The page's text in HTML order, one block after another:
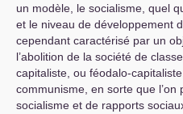
un modèle, le socialisme, quel
et le niveau de développement
cependant caractérisé par un
l’abolition de la société de
capitaliste, ou féodalo-
communisme, en sorte que
socialisme et de rapports